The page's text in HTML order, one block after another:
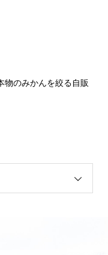
のみかんを絞る自販